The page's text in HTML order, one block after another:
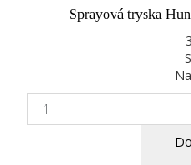
Sprayová tryska